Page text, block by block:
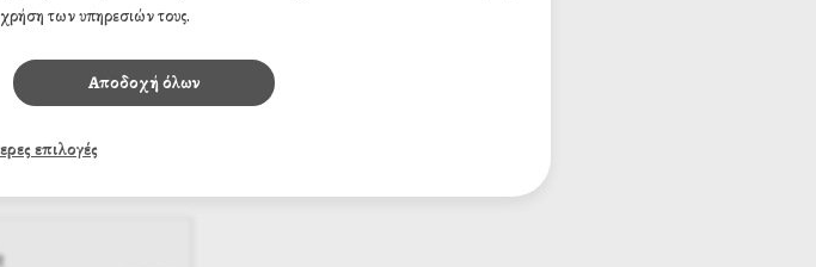
προσωπικών δεδομένων
των υπηρεσιών τους.
Αποδοχή όλων
επιλογές